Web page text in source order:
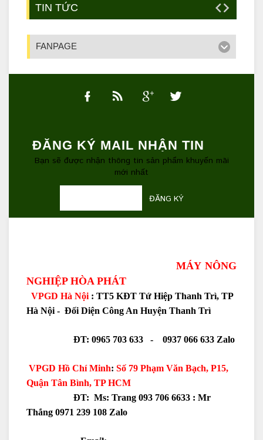
TIN TỨC
FANPAGE
ĐĂNG KÝ MAIL NHẬN TIN
Bạn sẽ được nhận thông tin sản phẩm khuyến mãi
mới nhất
ĐĂNG KÝ
MÁY NÔNG
NGHIỆP HÒA PHÁT
VPGD Hà Nội : TT5 KĐT Tứ Hiệp Thanh Trì, TP
Hà Nội - Đối Diện Công An Huyện Thanh Trì
ĐT: 0965 703 633 - 0937 066 633 Zalo
VPGD Hồ Chí Minh: Số 79 Phạm Văn Bạch, P15,
Quận Tân Bình, TP HCM
ĐT: Ms: Trang 093 706 6633 : Mr
Thắng 0971 239 108 Zalo